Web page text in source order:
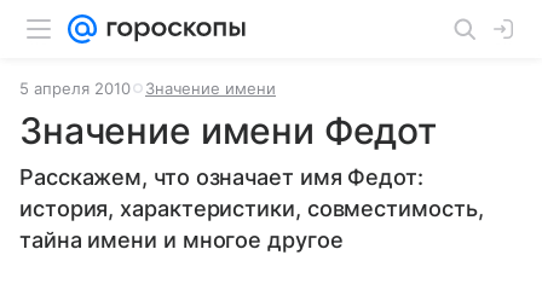
5 апреля 2010 Значение имени
Значение имени Федот
Расскажем, что означает имя Федот:
история, характеристики, совместимость,
тайна имени и многое другое